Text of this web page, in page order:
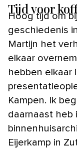
Tijd voor
Hoog tijd om
geschiedenis
Martijn het
elkaar
hebben elkaar
Kampen. Ik
daarnaast heb
Eijerkamp in